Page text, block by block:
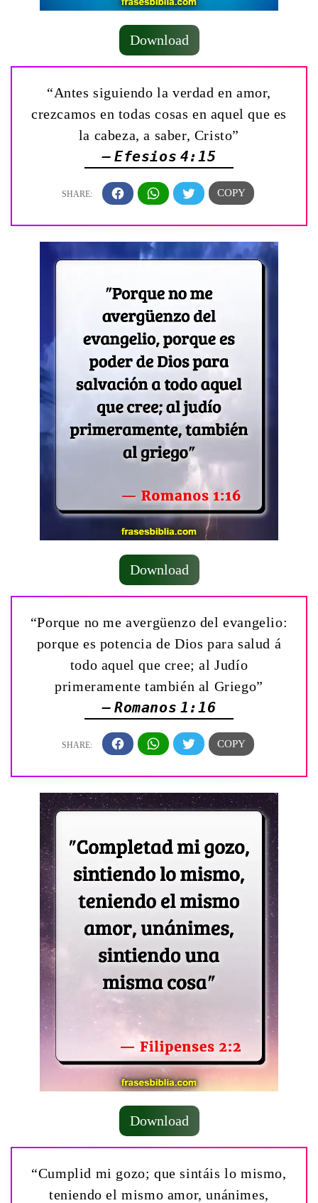
Download
“Antes siguiendo la verdad en amor,
crezcamos en todas cosas en aquel que es
la cabeza, a saber, Cristo”
— Efesios 4:15
Download
“Porque no me avergüenzo del evangelio:
porque es potencia de Dios para salud á
todo aquel que cree; al Judío
primeramente también al Griego”
— Romanos 1:16
Download
“Cumplid mi gozo; que sintáis lo mismo,
teniendo el mismo amor, unánimes,